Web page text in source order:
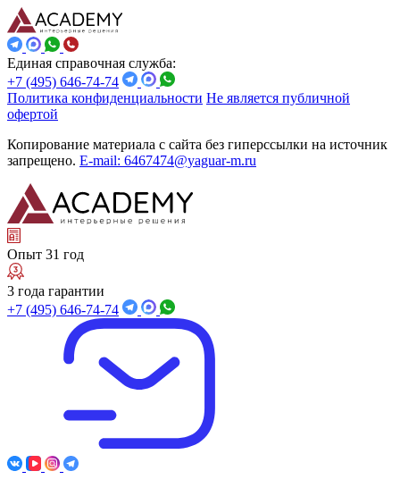
Единая справочная служба:
+7 (495) 646-74-74
Политика конфиденциальности Не является публичной
офертой
Копирование материала с сайта без гиперссылки на источник
запрещено. E-mail: 6467474@yaguar-m.ru
Опыт 31 год
3 года гарантии
+7 (495) 646-74-74